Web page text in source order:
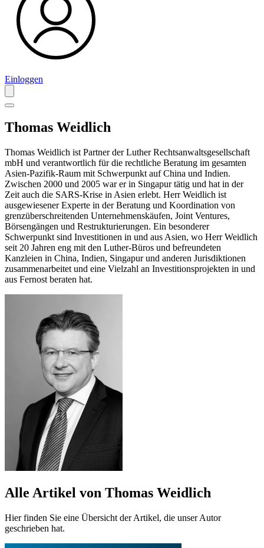
Einloggen
Thomas Weidlich
Thomas Weidlich ist Partner der Luther Rechtsanwaltsgesellschaft
mbH und verantwortlich für die rechtliche Beratung im gesamten
Asien-Pazifik-Raum mit Schwerpunkt auf China und Indien.
Zwischen 2000 und 2005 war er in Singapur tätig und hat in der
Zeit auch die SARS-Krise in Asien erlebt. Herr Weidlich ist
ausgewiesener Experte in der Beratung und Koordination von
grenzüberschreitenden Unternehmenskäufen, Joint Ventures,
Börsengängen und Restrukturierungen. Ein besonderer
Schwerpunkt sind Investitionen in und aus Asien, wo Herr Weidlich
seit 20 Jahren eng mit den Luther-Büros und befreundeten
Kanzleien in China, Indien, Singapur und anderen Jurisdiktionen
zusammenarbeitet und eine Vielzahl an Investitionsprojekten in und
aus Fernost beraten hat.
Alle Artikel von Thomas Weidlich
Hier finden Sie eine Übersicht der Artikel, die unser Autor
geschrieben hat.